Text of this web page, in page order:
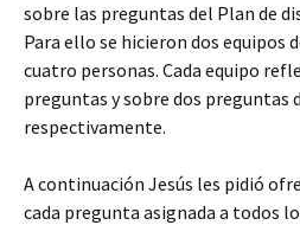
sobre las preguntas del Plan de
Para ello se hicieron dos equipos
cuatro personas. Cada equipo
preguntas y sobre dos preguntas
respectivamente.
A continuación Jesús les pidió
cada pregunta asignada a todos